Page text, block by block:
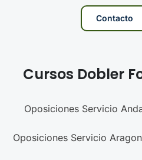
Contacto
Cursos Dobler
Oposiciones Servicio
Oposiciones Servicio